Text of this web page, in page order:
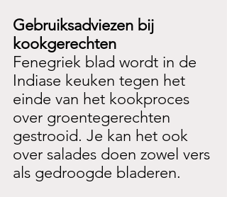
Gebruiksadviezen bij
kookgerechten
Fenegriek blad wordt in de
Indiase keuken tegen het
einde van het kookproces
over groentegerechten
gestrooid. Je kan het ook
over salades doen zowel vers
als gedroogde bladeren.